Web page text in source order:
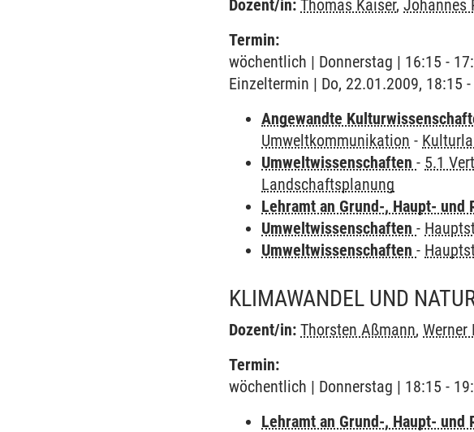
Dozent/in: Thomas Kaiser,Johannes
Termin:
wöchentlich | Donnerstag | 16:15 -
Einzeltermin | Do, 22.01.2009, 18:15
Angewandte
Umweltkommunikation -
Umweltwissenschaften- 5.1
Landschaftsplanung
Lehramt an Grund-, Haupt- und
Umweltwissenschaften-
Umweltwissenschaften-
KLIMAWANDEL UND
Dozent/in: Thorsten Aßmann,Werner
Termin:
wöchentlich | Donnerstag | 18:15 -
Lehramt an Grund-, Haupt- und